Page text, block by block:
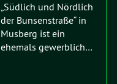
„Südlich und Nördlich
der Bunsenstraße“ in
Musberg ist ein
ehemals gewerblich…